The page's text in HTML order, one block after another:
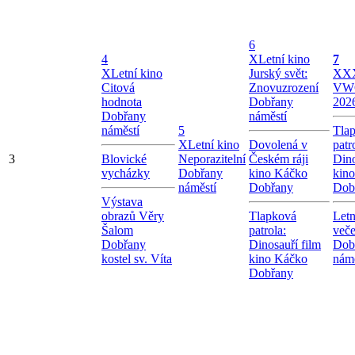
3
4
XLetní kino
Citová
hodnota
Dobřany
náměstí
Blovické
vycházky
Výstava
obrazů Věry
Šalom
Dobřany
kostel sv. Víta
5
XLetní kino
Neporazitelní
Dobřany
náměstí
6
XLetní kino
Jurský svět:
Znovuzrození
Dobřany
náměstí
Dovolená v
Českém ráji
kino Káčko
Dobřany
Tlapková
patrola:
Dinosauří film
kino Káčko
Dobřany
7
X